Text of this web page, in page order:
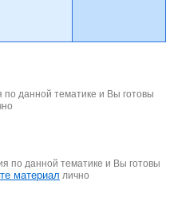
данной тематике и Вы готовы
по данной тематике и Вы готовы
материал лично